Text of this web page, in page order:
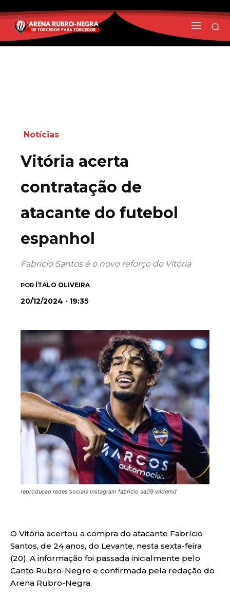
Notícias
Vitória acerta
contratação de
atacante do futebol
espanhol
Fabrício Santos é o novo reforço do Vitória
POR ÍTALO OLIVEIRA
20/12/2024 · 19:35
reproducao redes sociais instagram fabricio sa09 widemd
O Vitória acertou a compra do atacante Fabrício
Santos, de 24 anos, do Levante, nesta sexta-feira
(20). A informação foi passada inicialmente pelo
Canto Rubro-Negro e confirmada pela redação do
Arena Rubro-Negra.